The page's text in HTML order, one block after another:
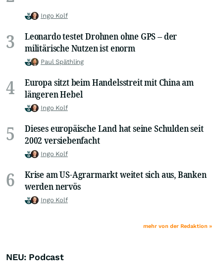
Ingo Kolf
3
Leonardo testet Drohnen ohne GPS – der
militärische Nutzen ist enorm
Paul Späthling
4
Europa sitzt beim Handelsstreit mit China am
längeren Hebel
Ingo Kolf
5
Dieses europäische Land hat seine Schulden seit
2002 versiebenfacht
Ingo Kolf
6
Krise am US-Agrarmarkt weitet sich aus, Banken
werden nervös
Ingo Kolf
mehr von der Redaktion »
NEU: Podcast